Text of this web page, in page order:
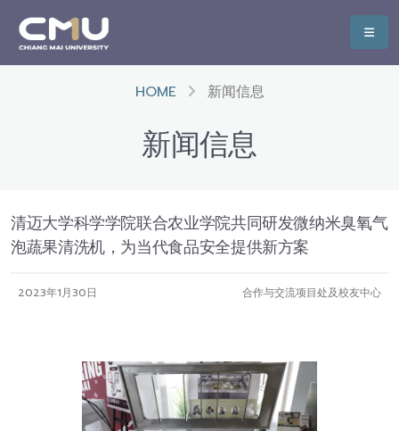
HOME 新闻信息
新闻信息
清迈大学科学学院联合农业学院共同研发微纳米臭氧气
泡蔬果清洗机，为当代食品安全提供新方案
2023年1月30日 合作与交流项目处及校友中心